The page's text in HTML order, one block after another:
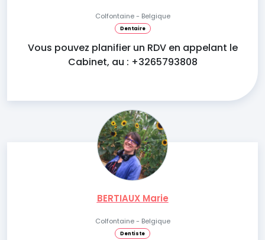
Colfontaine - Belgique
Dentaire
Vous pouvez planifier un RDV en appelant le
Cabinet, au : +3265793808
BERTIAUX Marie
Colfontaine - Belgique
Dentiste